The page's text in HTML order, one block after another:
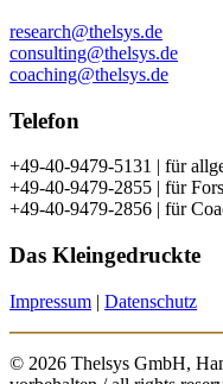
research@thelsys.de
consulting@thelsys.de
coaching@thelsys.de
Telefon
+49-40-9479-5131 | für
+49-40-9479-2855 | für
+49-40-9479-2856 | für
Das Kleingedruckte
Impressum | Datenschutz
© 2026 Thelsys GmbH,